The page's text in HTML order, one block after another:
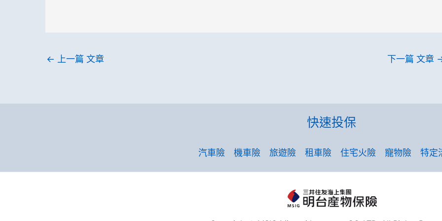
← 上一篇 文章 下一篇 文章
快速投保
汽車險 機車險 旅遊險 租車險 住宅火險 寵物險 特定